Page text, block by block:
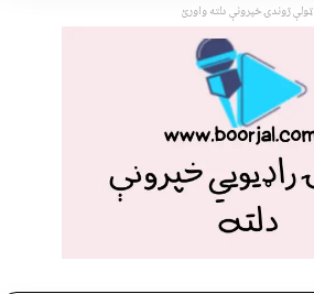
ټولې ژوندۍ خپرونې دلته واورئ